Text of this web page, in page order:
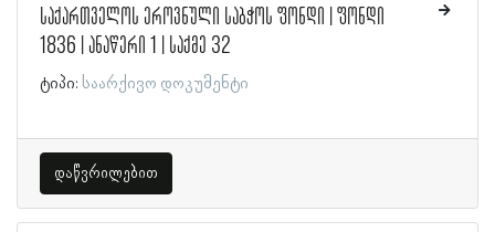
საქართველოს ეროვნული საბჭოს ფონდი | ფონდი
1836 | ანაწერი 1 | საქმე 32
ტიპი: საარქივო დოკუმენტი
დაწვრილებით